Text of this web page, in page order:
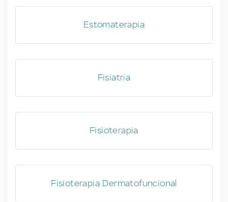
Estomaterapia
Fisiatria
Fisioterapia
Fisioterapia Dermatofuncional